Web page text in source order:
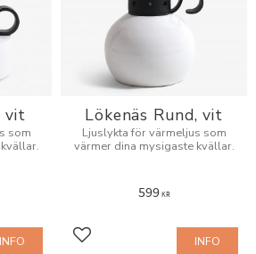
vit
som
INFO
Lökenäs Rund, vit
Ljuslykta för värmeljus som
värmer dina mysigaste kvällar.
599KR
Lägg till i favoriter INFO